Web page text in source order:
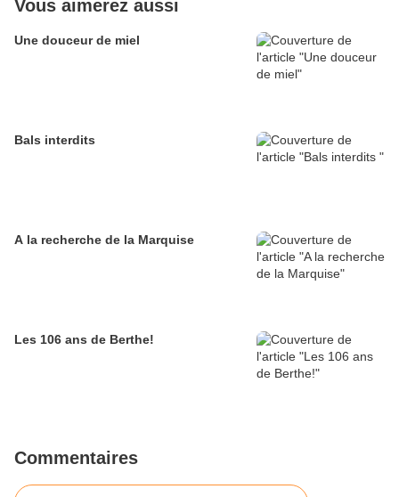
Vous aimerez aussi
Une douceur de miel
Bals interdits
A la recherche de la Marquise
Les 106 ans de Berthe!
Commentaires